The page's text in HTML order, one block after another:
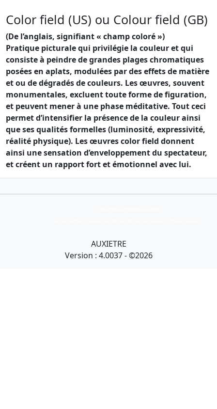
Color field (US) ou Colour field (GB)
(De l’anglais, signifiant « champ coloré »)
Pratique picturale qui privilégie la couleur et qui
consiste à peindre de grandes plages chromatiques
posées en aplats, modulées par des effets de matière
et ou de dégradés de couleurs. Les œuvres, souvent
monumentales, excluent toute forme de figuration,
et peuvent mener à une phase méditative. Tout ceci
permet d’intensifier la présence de la couleur ainsi
que ses qualités formelles (luminosité, expressivité,
réalité physique). Les œuvres color field donnent
ainsi une sensation d’enveloppement du spectateur,
et créent un rapport fort et émotionnel avec lui.
AUXIETRE
Version : 4.0037 - ©2026